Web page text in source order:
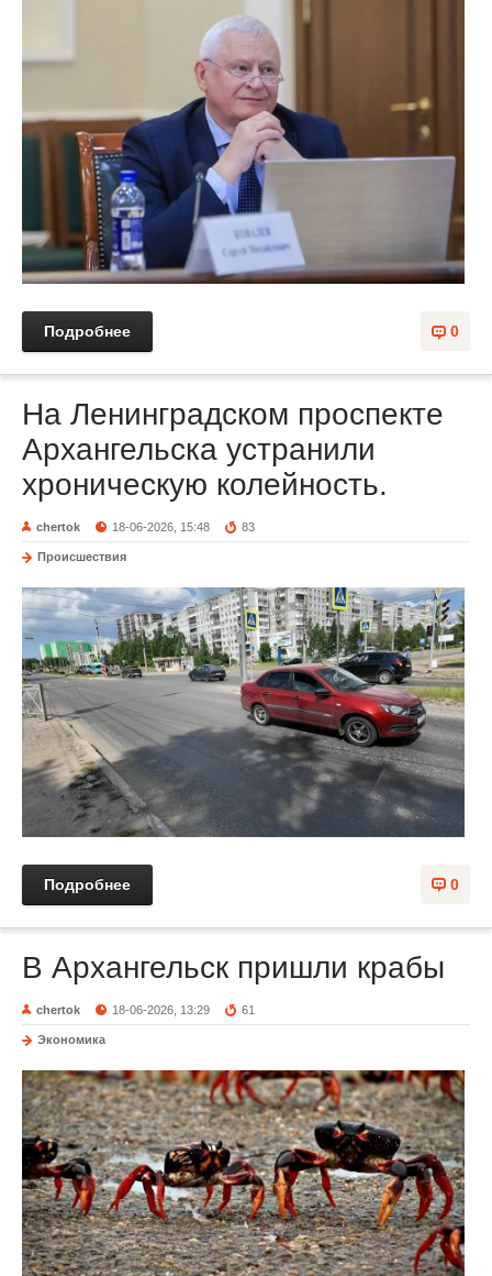
0
Подробнее
На Ленинградском проспекте
Архангельска устранили
хроническую колейность.
chertok 18-06-2026, 15:48 83
Происшествия
0
Подробнее
В Архангельск пришли крабы
chertok 18-06-2026, 13:29 61
Экономика